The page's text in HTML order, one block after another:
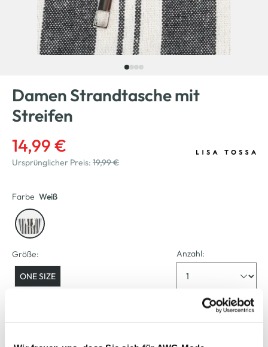
Damen Strandtasche mit
Streifen
14,99 €
Ursprünglicher Preis: 19,99 €
Farbe Weiß
Größe:
ONE SIZE
Anzahl: